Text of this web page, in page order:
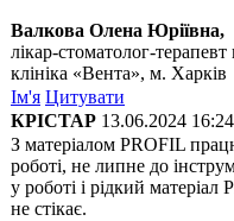
Валкова Олена Юріївна,
лікар-стоматолог-терапевт
клініка «Вента», м. Харків
Ім'я Цитувати
КРІСТАР 13.06.2024
З матеріалом PROFIL
роботі, не липне до
у роботі і рідкий
не стікає.